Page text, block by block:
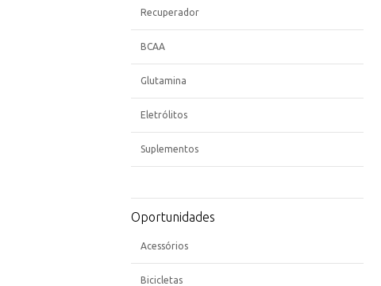
Recuperador
BCAA
Glutamina
Eletrólitos
Suplementos
Oportunidades
Acessórios
Bicicletas